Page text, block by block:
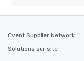
Cvent Supplier Network
Solutions sur site